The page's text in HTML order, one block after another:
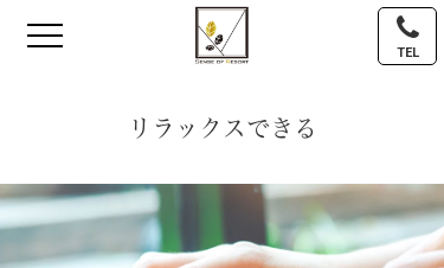
TEL
リラックスできる